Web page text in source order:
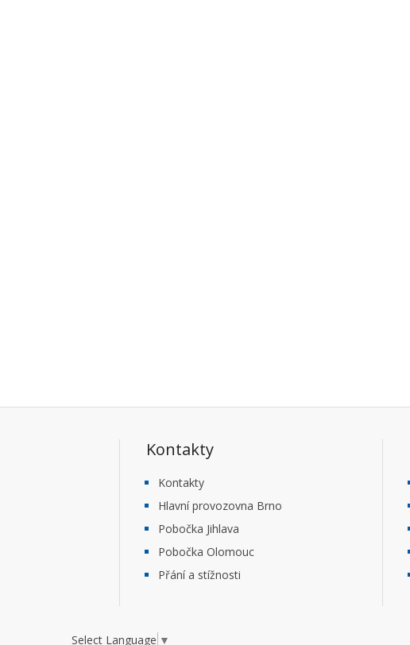
Kontakty
Kontakty
Hlavní provozovna Brno
Pobočka Jihlava
Pobočka Olomouc
Přání a stížnosti
Select Language ▼